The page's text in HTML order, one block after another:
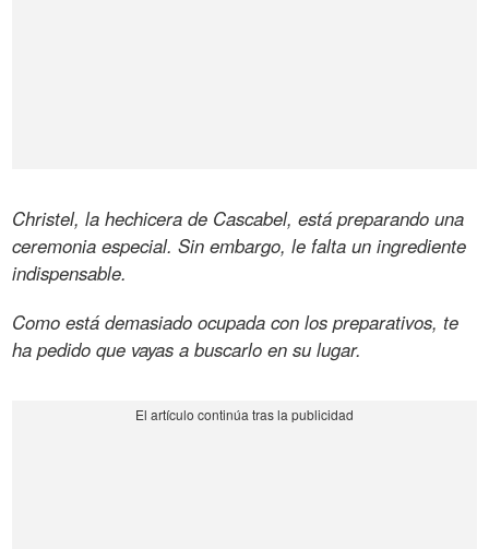
Christel, la hechicera de Cascabel, está preparando una
ceremonia especial. Sin embargo, le falta un ingrediente
indispensable.
Como está demasiado ocupada con los preparativos, te
ha pedido que vayas a buscarlo en su lugar.